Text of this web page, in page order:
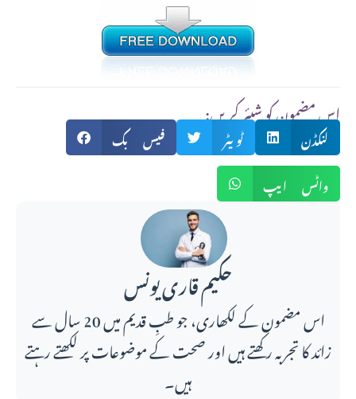
:اس مضمون کو شیئر کریں
فیس بک ٹویٹر
لنکڈن
واٹس ایپ
حکیم قاری یونس
اس مضمون کے لکھاری، جو طبِ قدیم میں 20 سال سے
زائد کا تجربہ رکھتے ہیں اور صحت کے موضوعات پر لکھتے رہتے
ہیں۔